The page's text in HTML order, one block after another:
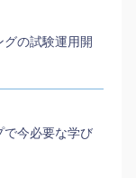
グの試験運用開
で今必要な学び